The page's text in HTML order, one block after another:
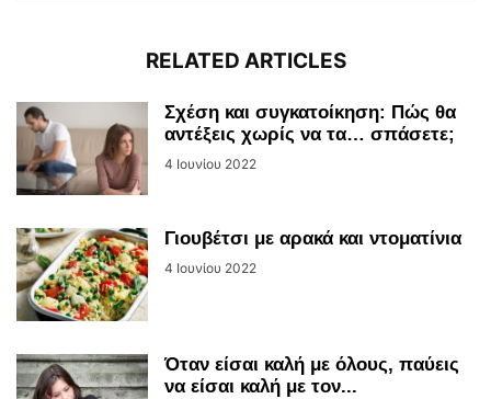
RELATED ARTICLES
Σχέση και συγκατοίκηση: Πώς θα
αντέξεις χωρίς να τα… σπάσετε;
4 Ιουνίου 2022
Γιουβέτσι με αρακά και ντοματίνια
4 Ιουνίου 2022
Όταν είσαι καλή με όλους, παύεις
να είσαι καλή με τον...